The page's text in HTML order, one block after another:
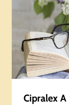
Cipralex